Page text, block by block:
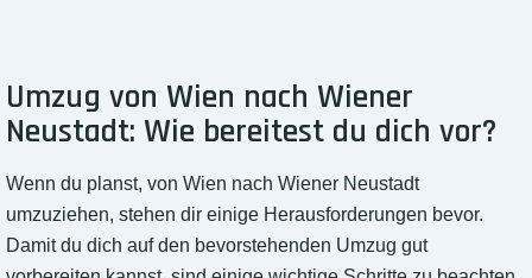
Umzug von Wien nach Wiener
Neustadt: Wie bereitest du dich vor?
Wenn du planst, von Wien nach Wiener Neustadt
umzuziehen, stehen dir einige Herausforderungen bevor.
Damit du dich auf den bevorstehenden Umzug gut